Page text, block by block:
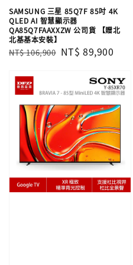
SAMSUNG 三星 85Q7F 85吋 4K
QLED AI 智慧顯示器
QA85Q7FAAXXZW 公司貨 【贈北
北基基本安裝】
Regular
NT$ 106,900 Sale
NT$ 89,900